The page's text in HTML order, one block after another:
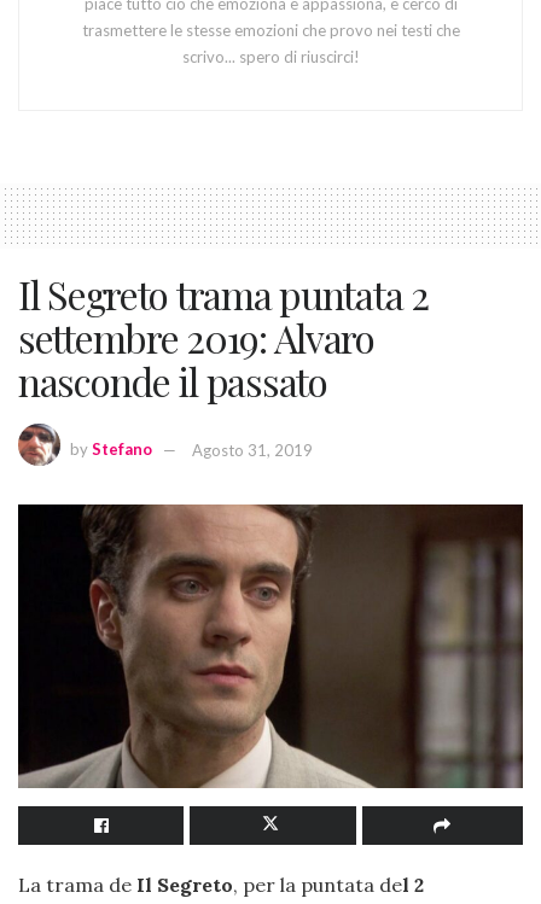
trasmettere le stesse emozioni che provo nei testi che
scrivo... spero di riuscirci!
Il Segreto trama puntata 2
settembre 2019: Alvaro
nasconde il passato
byStefano Agosto 31, 2019
La trama de Il Segreto, per la puntata del 2